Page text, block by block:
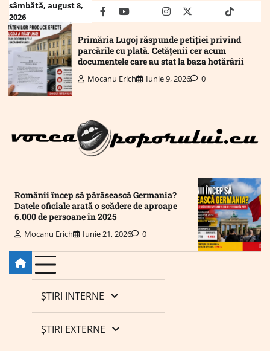
Skip
content
sâmbătă, august 8,
2026
facebookyoutubeMailinstagram
twitter truthtiktok
Primăria Lugoj răspunde petiției privind
parcările cu plată. Cetățenii cer acum
documentele care au stat la baza hotărârii
Mocanu Erich Iunie 9, 2026 0
Românii încep să părăsească Germania?
Datele oficiale arată o scădere de aproape
6.000 de persoane în 2025
Mocanu Erich Iunie 21, 2026 0
ȘTIRI INTERNE
ȘTIRI EXTERNE